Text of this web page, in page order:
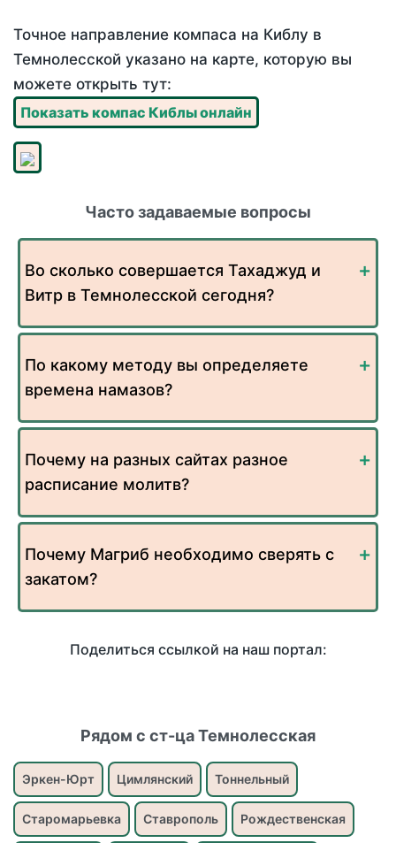
Точное направление компаса на Киблу в
Темнолесской указано на карте, которую вы
можете открыть тут:
Показать компас Киблы онлайн
Часто задаваемые вопросы
Во сколько совершается Тахаджуд и
Витр в Темнолесской сегодня?
По какому методу вы определяете
времена намазов?
Почему на разных сайтах разное
расписание молитв?
Почему Магриб необходимо сверять с
закатом?
Поделиться ссылкой на наш портал:
Рядом с ст-ца Темнолесская
Эркен-Юрт Цимлянский Тоннельный
Старомарьевка Ставрополь Рождественская